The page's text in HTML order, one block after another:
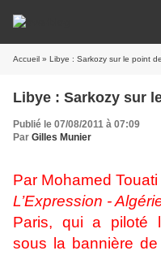
Accueil » Libye : Sarkozy sur le point
Libye : Sarkozy sur
Publié le 07/08/2011 à 07:09
Par Gilles Munier
Par Mohamed Touati
L’Expression -
Paris, qui a piloté
sous la bannière